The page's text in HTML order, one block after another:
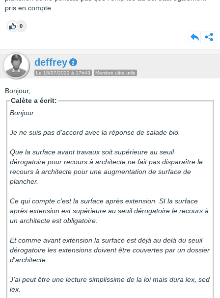
pris en compte.
0
deffrey
Le 18/07/2022 à 17h43 Membre ultra utile
Bonjour,
Calète a écrit:
Bonjour.
Je ne suis pas d'accord avec la réponse de salade bio.
Que la surface avant travaux soit supérieure au seuil
dérogatoire pour recours à architecte ne fait pas disparaître le
recours à architecte pour une augmentation de surface de
plancher.
Ce qui compte c'est la surface après extension. SI la surface
après extension est supérieure au seuil dérogatoire le recours à
un architecte est obligatoire.
Et comme avant extension la surface est déjà au delà du seuil
dérogatoire les extensions doivent être couvertes par un dossier
d'architecte.
J'ai peut être une lecture simplissime de la loi mais dura lex, sed
lex.